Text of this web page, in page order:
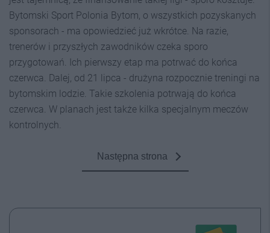
Bytomski Sport Polonia Bytom, o wszystkich pozyskanych
sponsorach - ma opowiedzieć już wkrótce. Na razie,
trenerów i przyszłych zawodników czeka sporo
przygotowań. Ich pierwszy etap ma potrwać do końca
czerwca. Dalej, od 21 lipca - drużyna rozpocznie treningi na
bytomskim lodzie. Takie szkolenia potrwają do końca
czerwca. W planach jest także kilka specjalnym meczów
kontrolnych.
Następna strona